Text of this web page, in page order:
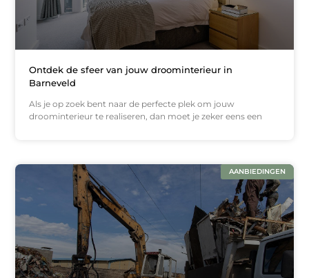
Ontdek de sfeer van jouw droominterieur in
Barneveld
Als je op zoek bent naar de perfecte plek om jouw
droominterieur te realiseren, dan moet je zeker eens een
AANBIEDINGEN